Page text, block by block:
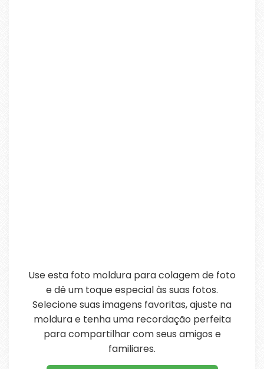
Use esta foto moldura para colagem de foto
e dê um toque especial às suas fotos.
Selecione suas imagens favoritas, ajuste na
moldura e tenha uma recordação perfeita
para compartilhar com seus amigos e
familiares.